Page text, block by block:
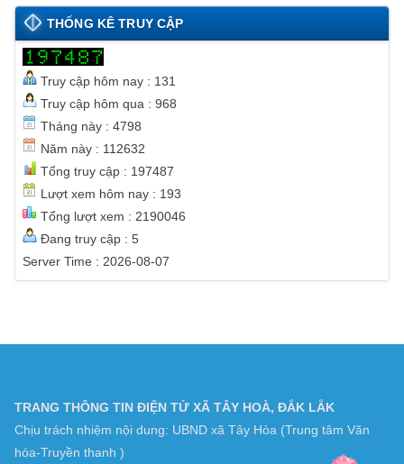
THỐNG KÊ TRUY CẬP
Truy cập hôm nay : 131
Truy cập hôm qua : 968
Tháng này : 4798
Năm này : 112632
Tổng truy cập : 197487